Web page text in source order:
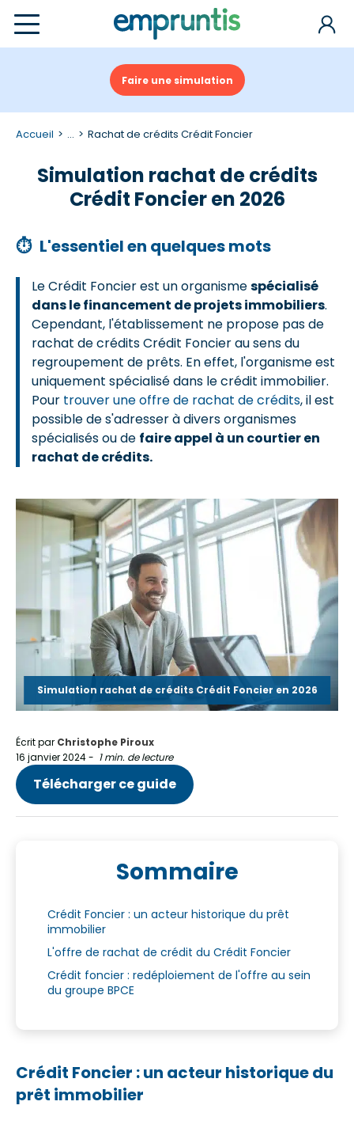
Faire une simulation
Accueil ... Rachat de crédits Crédit Foncier
Simulation rachat de crédits
Crédit Foncier en 2026
⏱ L'essentiel en quelques mots
Le Crédit Foncier est un organismespécialisé
dans le financement de projets immobiliers.
Cependant, l'établissement ne propose pas de
rachat de crédits Crédit Foncier au sens du
regroupement de prêts. En effet, l'organisme est
uniquement spécialisé dans le crédit immobilier.
Pour trouver une offre de rachat de crédits, il est
possible de s'adresser à divers organismes
spécialisés ou de faire appel à un courtier en
rachat de crédits.
Simulation rachat de crédits Crédit Foncier en 2026
Écrit par Christophe Piroux
16 janvier 2024- 1 min. de lecture
Télécharger ce guide
Sommaire
Crédit Foncier : un acteur historique du prêt
immobilier
L'offre de rachat de crédit du Crédit Foncier
Crédit foncier : redéploiement de l'offre au sein
du groupe BPCE
Crédit Foncier : un acteur historique du
prêt immobilier